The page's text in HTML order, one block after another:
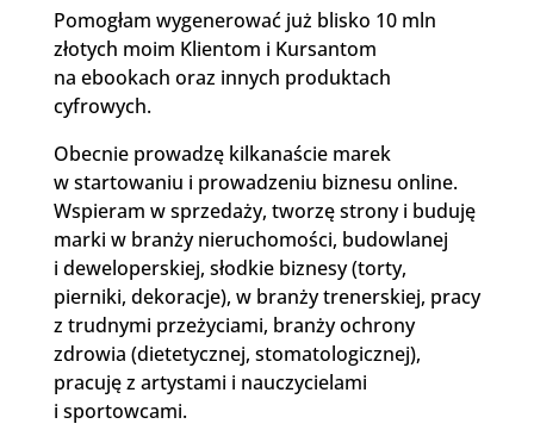
Pomogłam wygenerować już blisko 10 mln
złotych moim Klientom i Kursantom
na ebookach oraz innych produktach
cyfrowych.
Obecnie prowadzę kilkanaście marek
w startowaniu i prowadzeniu biznesu online.
Wspieram w sprzedaży, tworzę strony i buduję
marki w branży nieruchomości, budowlanej
i deweloperskiej, słodkie biznesy (torty,
pierniki, dekoracje), w branży trenerskiej, pracy
z trudnymi przeżyciami, branży ochrony
zdrowia (dietetycznej, stomatologicznej),
pracuję z artystami i nauczycielami
i sportowcami.